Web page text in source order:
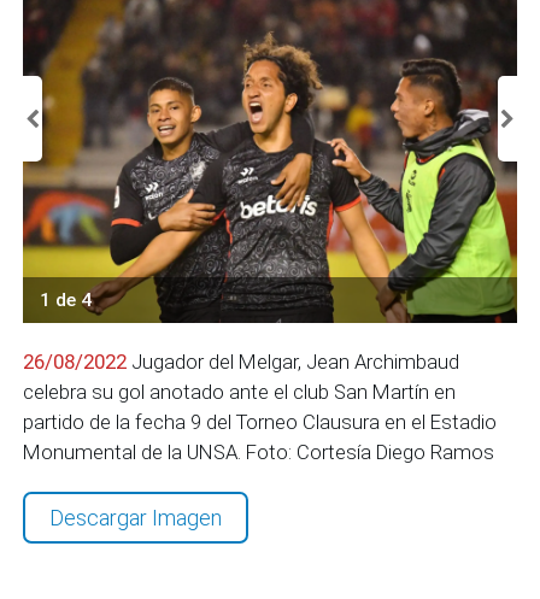
1 de 4
26/08/2022 Jugador del Melgar, Jean Archimbaud
celebra su gol anotado ante el club San Martín en
partido de la fecha 9 del Torneo Clausura en el Estadio
Monumental de la UNSA. Foto: Cortesía Diego Ramos
Descargar Imagen